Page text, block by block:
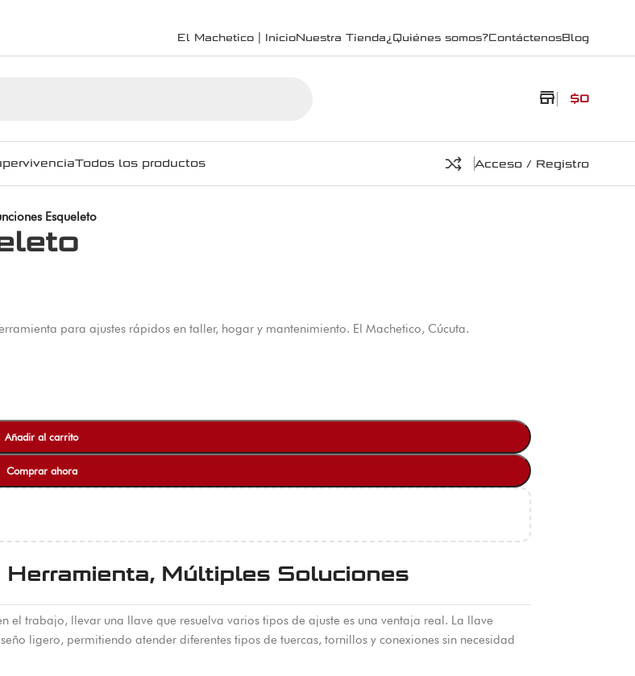
El Machetico | InicioNuestra Tienda¿Quiénes somos?ContáctenosBlog
store $0
Todos los productos Acceso / Registro
Esqueleto
para ajustes rápidos en taller, hogar y mantenimiento. El Machetico, Cúcuta.
Añadir al carrito
Comprar ahora
Múltiples Soluciones
trabajo, llevar una llave que resuelva varios tipos de ajuste es una ventaja real. La llave
ligero, permitiendo atender diferentes tipos de tuercas, tornillos y conexiones sin necesidad